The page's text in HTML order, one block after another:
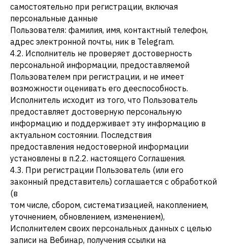
самостоятельно при регистрации, включая
персональные данные
Пользователя: фамилия, имя, контактный телефон,
адрес электронной почты, ник в Telegram.
4.2. Исполнитель не проверяет достоверность
персональной информации, предоставляемой
Пользователем при регистрации, и не имеет
возможности оценивать его дееспособность.
Исполнитель исходит из того, что Пользователь
предоставляет достоверную персональную
информацию и поддерживает эту информацию в
актуальном состоянии. Последствия
предоставления недостоверной информации
установлены в п.2.2. настоящего Соглашения.
4.3. При регистрации Пользователь (или его
законный представитель) соглашается с обработкой
(в
том числе, сбором, систематизацией, накоплением,
уточнением, обновлением, изменением),
Исполнителем своих персональных данных с целью
записи на Вебинар, получения ссылки на